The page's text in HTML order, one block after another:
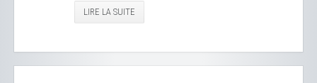
LIRE LA SUITE